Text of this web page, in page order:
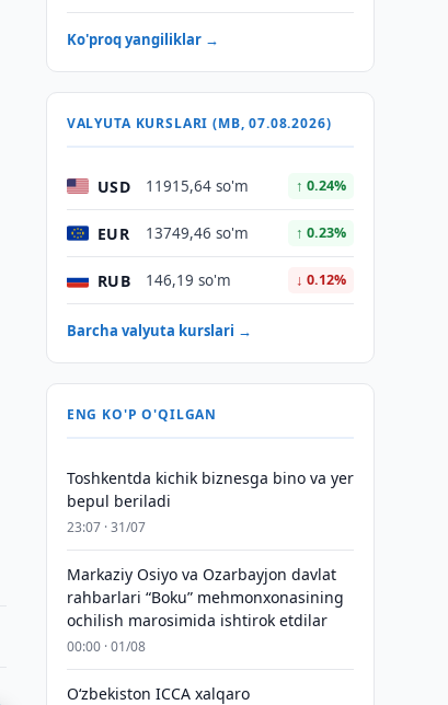
Ko'proq yangiliklar →
VALYUTA KURSLARI (MB, 07.08.2026)
USD 11915,64 so'm ↑ 0.24%
EUR 13749,46 so'm ↑ 0.23%
RUB 146,19 so'm ↓ 0.12%
Barcha valyuta kurslari →
ENG KO'P O'QILGAN
Toshkentda kichik biznesga bino va yer
bepul beriladi
23:07 · 31/07
Markaziy Osiyo va Ozarbayjon davlat
rahbarlari “Boku” mehmonxonasining
ochilish marosimida ishtirok etdilar
00:00 · 01/08
O‘zbekiston ICCA xalqaro